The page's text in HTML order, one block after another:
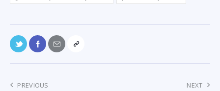
PREVIOUS NEXT